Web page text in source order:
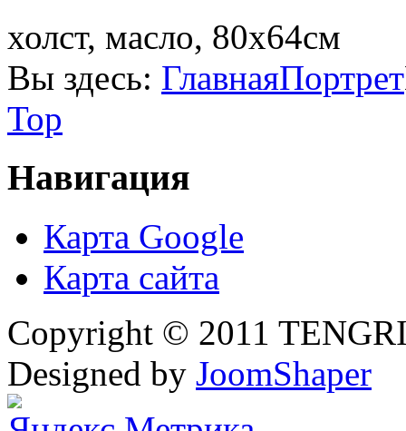
холст, масло, 80х64см
Вы здесь: ГлавнаяПортрет
Top
Навигация
Карта Google
Карта сайта
Copyright © 2011
Designed by JoomShaper